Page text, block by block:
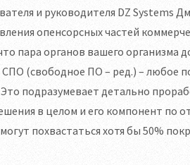
и руководителя DZ Systems
опенсорсных частей
пара органов вашего организма
СПО (свободное ПО – ред.) – любое
подразумевает детально
в целом и его компонент по
похвастаться хотя бы 50%